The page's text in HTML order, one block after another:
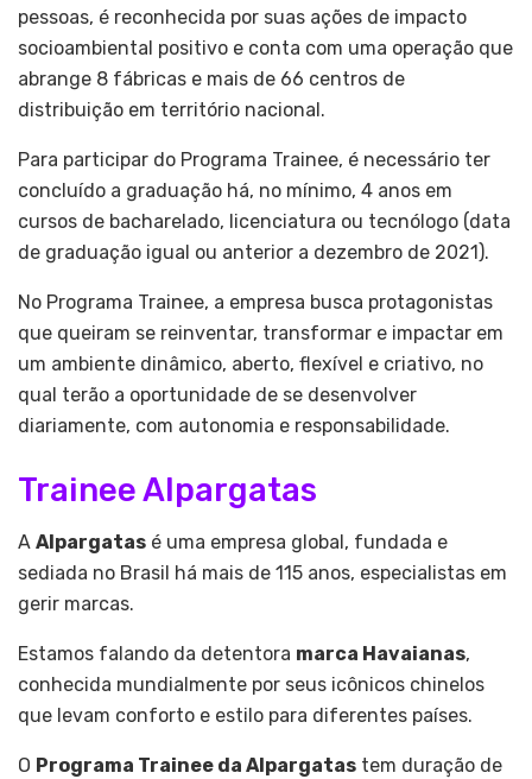
pessoas, é reconhecida por suas ações de impacto
socioambiental positivo e conta com uma operação que
abrange 8 fábricas e mais de 66 centros de
distribuição em território nacional.
Para participar do Programa Trainee, é necessário ter
concluído a graduação há, no mínimo, 4 anos em
cursos de bacharelado, licenciatura ou tecnólogo (data
de graduação igual ou anterior a dezembro de 2021).
No Programa Trainee, a empresa busca protagonistas
que queiram se reinventar, transformar e impactar em
um ambiente dinâmico, aberto, flexível e criativo, no
qual terão a oportunidade de se desenvolver
diariamente, com autonomia e responsabilidade.
Trainee Alpargatas
A Alpargatas é uma empresa global, fundada e
sediada no Brasil há mais de 115 anos, especialistas em
gerir marcas.
Estamos falando da detentora marca Havaianas,
conhecida mundialmente por seus icônicos chinelos
que levam conforto e estilo para diferentes países.
O Programa Trainee da Alpargatas tem duração de